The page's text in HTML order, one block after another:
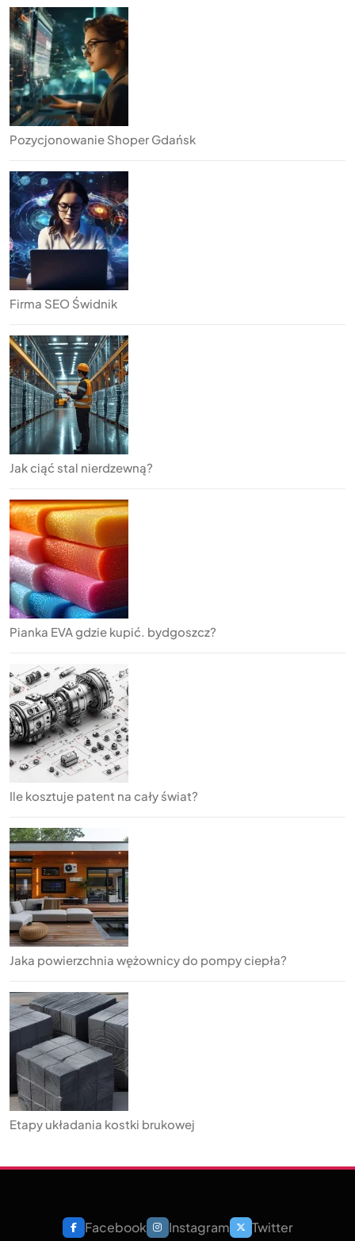
Pozycjonowanie Shoper Gdańsk
Firma SEO Świdnik
Jak ciąć stal nierdzewną?
Pianka EVA gdzie kupić. bydgoszcz?
Ile kosztuje patent na cały świat?
Jaka powierzchnia wężownicy do pompy ciepła?
Etapy układania kostki brukowej
Facebook Instagram Twitter